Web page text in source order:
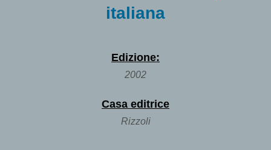
italiana
Edizione:
2002
Casa editrice
Rizzoli